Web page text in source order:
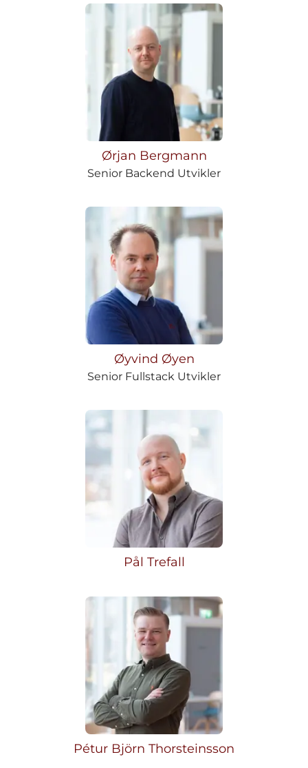
Ørjan Bergmann
Senior Backend Utvikler
Øyvind Øyen
Senior Fullstack Utvikler
Pål Trefall
Pétur Björn Thorsteinsson